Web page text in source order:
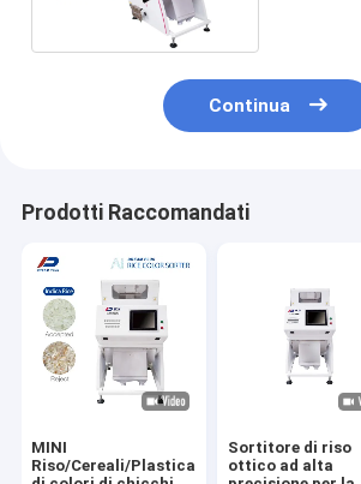
Continua
Prodotti Raccomandati
MINI
Riso/Cereali/Plastica/Sortitore
Sortitore di riso
ottico ad alta